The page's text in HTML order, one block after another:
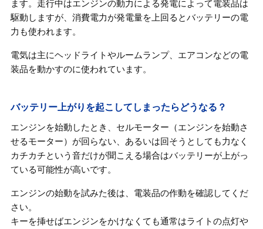
ます。走行中はエンジンの動力による発電によって電装品は
駆動しますが、消費電力が発電量を上回るとバッテリーの電
力も使われます。
電気は主にヘッドライトやルームランプ、エアコンなどの電
装品を動かすのに使われています。
バッテリー上がりを起こしてしまったらどうなる？
エンジンを始動したとき、セルモーター（エンジンを始動さ
せるモーター）が回らない、あるいは回そうとしても力なく
カチカチという音だけが聞こえる場合はバッテリーが上がっ
ている可能性が高いです。
エンジンの始動を試みた後は、電装品の作動を確認してくだ
さい。
キーを挿せばエンジンをかけなくても通常はライトの点灯や